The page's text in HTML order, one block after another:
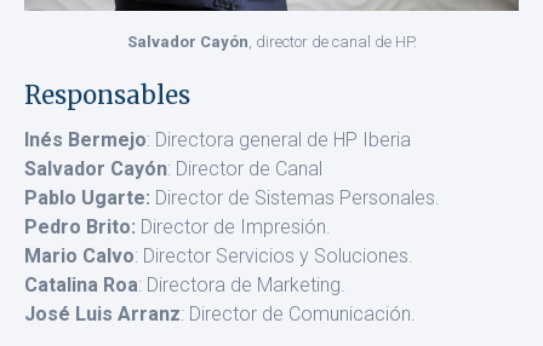
Salvador Cayón , director de canal de HP.
Responsables
Inés Bermejo: Directora general de HP Iberia
Salvador Cayón: Director de Canal
Pablo Ugarte: Director de Sistemas Personales.
Pedro Brito: Director de Impresión.
Mario Calvo: Director Servicios y Soluciones.
Catalina Roa: Directora de Marketing.
José Luis Arranz: Director de Comunicación.